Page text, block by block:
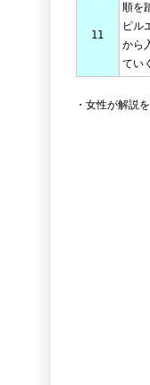
11
順を
ピル
から
てい
・女性が解説